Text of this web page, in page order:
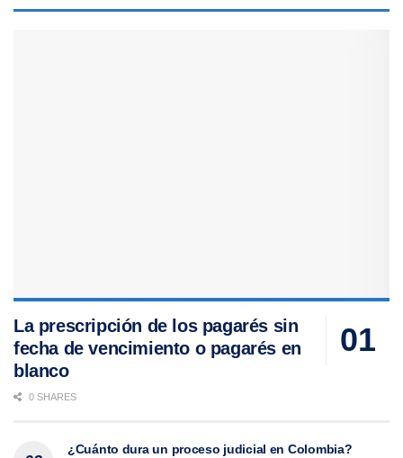
La prescripción de los pagarés sin
fecha de vencimiento o pagarés en
blanco
0 SHARES
¿Cuánto dura un proceso judicial en Colombia?